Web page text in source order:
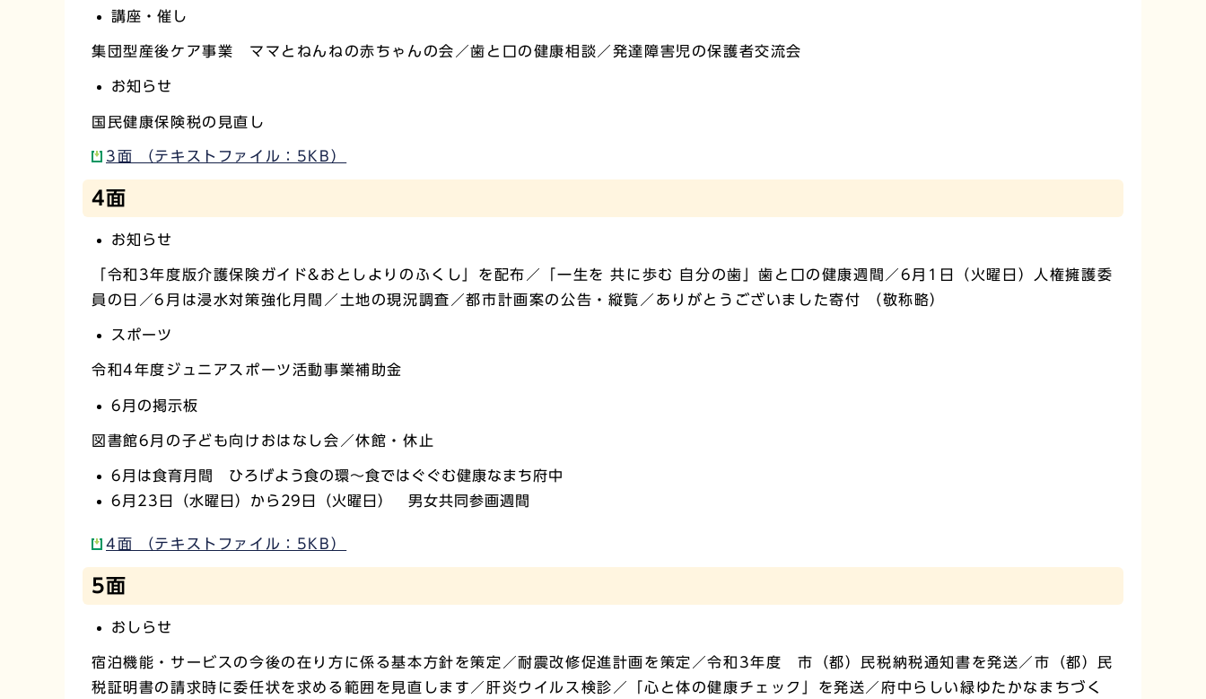
講座・催し
集団型産後ケア事業 ママとねんねの赤ちゃんの会／歯と口の健康相談／発達障害児の保護者交流会
お知らせ
国民健康保険税の見直し
3面 （テキストファイル：5KB）
4面
お知らせ
「令和3年度版介護保険ガイド&おとしよりのふくし」を配布／「一生を 共に歩む 自分の歯」歯と口の健康週間／6月1日（火曜日）人権擁護委
員の日／6月は浸水対策強化月間／土地の現況調査／都市計画案の公告・縦覧／ありがとうございました寄付 （敬称略）
スポーツ
令和4年度ジュニアスポーツ活動事業補助金
6月の掲示板
図書館6月の子ども向けおはなし会／休館・休止
6月は食育月間 ひろげよう食の環～食ではぐぐむ健康なまち府中
6月23日（水曜日）から29日（火曜日） 男女共同参画週間
4面 （テキストファイル：5KB）
5面
おしらせ
宿泊機能・サービスの今後の在り方に係る基本方針を策定／耐震改修促進計画を策定／令和3年度 市（都）民税納税通知書を発送／市（都）民
税証明書の請求時に委任状を求める範囲を見直します／肝炎ウイルス検診／「心と体の健康チェック」を発送／府中らしい緑ゆたかなまちづく